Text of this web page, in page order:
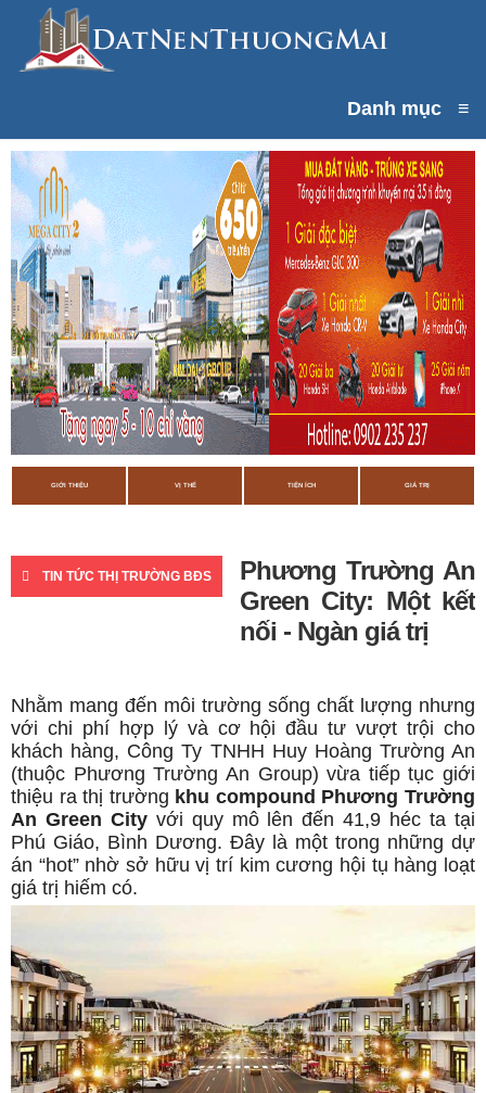
Danh mục ≡
GIỚI THIỆU VỊ THẾ TIỆN ÍCH GIÁ TRỊ
TIN TỨC THỊ TRƯỜNG BĐS
Phương Trường An
Green City: Một kết
nối - Ngàn giá trị
Nhằm mang đến môi trường sống chất lượng nhưng
với chi phí hợp lý và cơ hội đầu tư vượt trội cho
khách hàng, Công Ty TNHH Huy Hoàng Trường An
(thuộc Phương Trường An Group) vừa tiếp tục giới
thiệu ra thị trường khu compound Phương Trường
An Green Cityvới quy mô lên đến 41,9 héc ta tại
Phú Giáo, Bình Dương. Đây là một trong những dự
án “hot” nhờ sở hữu vị trí kim cương hội tụ hàng loạt
giá trị hiếm có.